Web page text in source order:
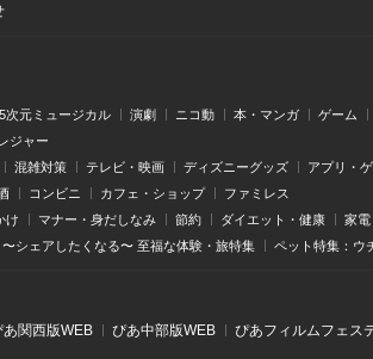
次元ミュージカル 演劇 ニコ動 本・マンガ ゲーム
ジャー
混雑対策
テレビ・映画 ディズニーグッズ アプリ・
コンビニ カフェ・ショップ
ファミレス
け
マナー・身だしなみ 節約 ダイエット・健康 家電
〜シェアしたくなる〜 至福な体験・旅特集
ペット特集：ウ
あ関⻄版WEB ぴあ中部版WEB ぴあフィルムフェス